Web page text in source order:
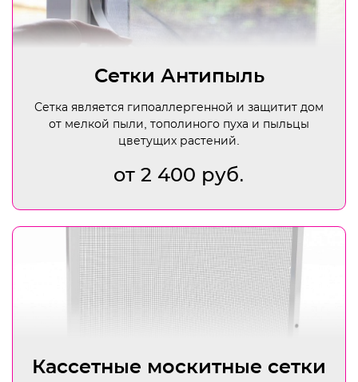
Сетки Антипыль
Сетка является гипоаллергенной и защитит дом
от мелкой пыли, тополиного пуха и пыльцы
цветущих растений.
от 2 400 руб.
Кассетные москитные сетки